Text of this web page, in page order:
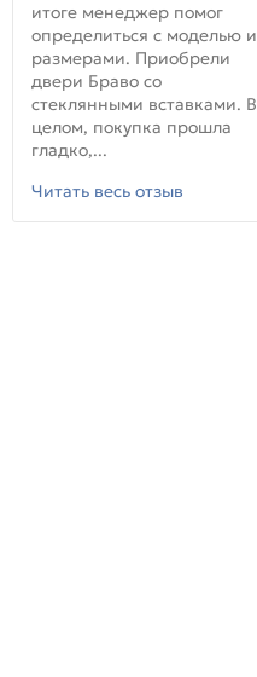
итоге менеджер помог
определиться с моделью и
размерами. Приобрели
двери Браво со
стеклянными вставками. В
целом, покупка прошла
гладко,...
Читать весь отзыв